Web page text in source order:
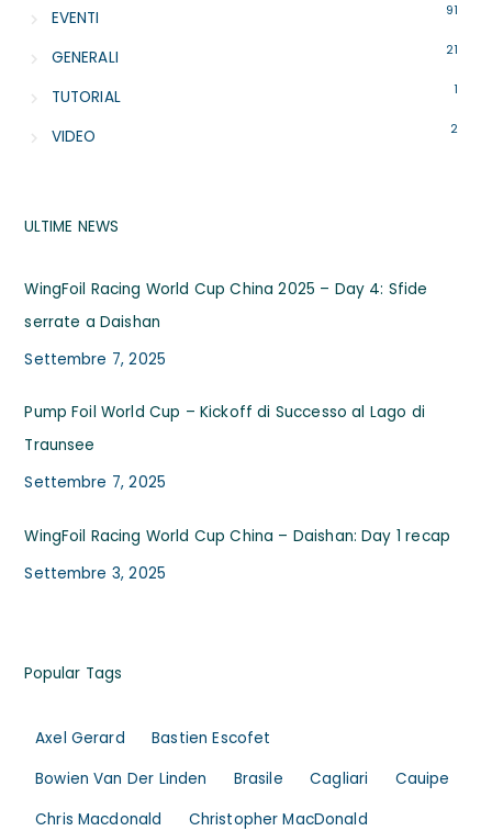
EVENTI 91
GENERALI 21
TUTORIAL 1
VIDEO 2
ULTIME NEWS
WingFoil Racing World Cup China 2025 – Day 4: Sfide
serrate a Daishan
Settembre 7, 2025
Pump Foil World Cup – Kickoff di Successo al Lago di
Traunsee
Settembre 7, 2025
WingFoil Racing World Cup China – Daishan: Day 1 recap
Settembre 3, 2025
Popular Tags
Axel Gerard
Bastien Escofet
Bowien Van Der Linden
Brasile Cagliari
Cauipe
Chris Macdonald
Christopher MacDonald